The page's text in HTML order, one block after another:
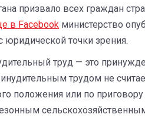
призвало всех граждан
в Facebook министерство
юридической точки зрения.
труд — это
трудом не
положения или по